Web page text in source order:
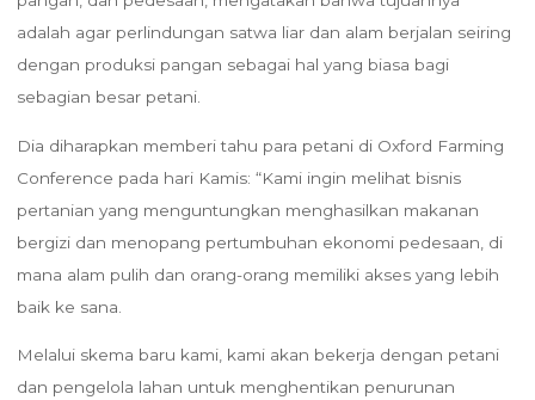
adalah agar perlindungan satwa liar dan alam berjalan seiring
dengan produksi pangan sebagai hal yang biasa bagi
sebagian besar petani.
Dia diharapkan memberi tahu para petani di Oxford Farming
Conference pada hari Kamis: “Kami ingin melihat bisnis
pertanian yang menguntungkan menghasilkan makanan
bergizi dan menopang pertumbuhan ekonomi pedesaan, di
mana alam pulih dan orang-orang memiliki akses yang lebih
baik ke sana.
Melalui skema baru kami, kami akan bekerja dengan petani
dan pengelola lahan untuk menghentikan penurunan